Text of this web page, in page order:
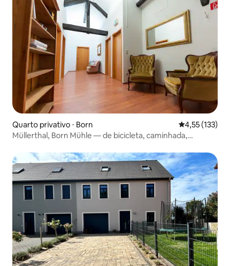
Quarto privativo ⋅ Born 4,55 de uma
4,55 (133)
Müllerthal, Born Mühle — de bicicleta, caminhada,